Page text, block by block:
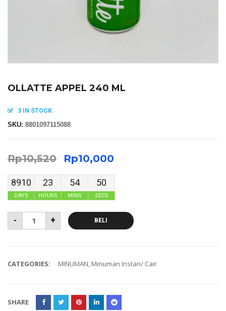
OLLATTE APPEL 240 ML
3 IN STOCK
SKU: 8801097115088
Rp10,520 Rp10,000
8910
DAYS
23
HOURS
54
MINS
50
SECS
- + BELI
CATEGORIES: MINUMAN, Minuman Instan/ Cair
SHARE